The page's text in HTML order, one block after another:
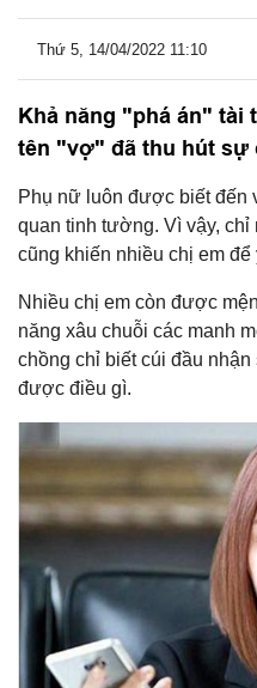
Thứ 5, 14/04/2022 11:10
Khả năng "phá án" tài
tên "vợ" đã thu hút sự
Phụ nữ luôn được biết đến
quan tinh tường. Vì vậy, chỉ
cũng khiến nhiều chị em để
Nhiều chị em còn được
năng xâu chuỗi các manh
chồng chỉ biết cúi đầu
được điều gì.